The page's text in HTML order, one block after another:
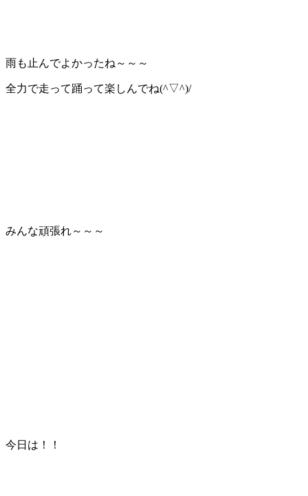
雨も止んでよかったね～～～
全力で走って踊って楽しんでね(^▽^)/
みんな頑張れ～～～
今日は！！